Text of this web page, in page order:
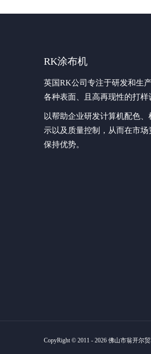
RK涂布机
英国RK公司专注于研发和生
各种表面、且高再现性的打样
以帮助企业研发计算机配色、
示以及质量控制，从而在市场
保持优势。
CopyRight © 2011 - 2026 佛山市翁开尔